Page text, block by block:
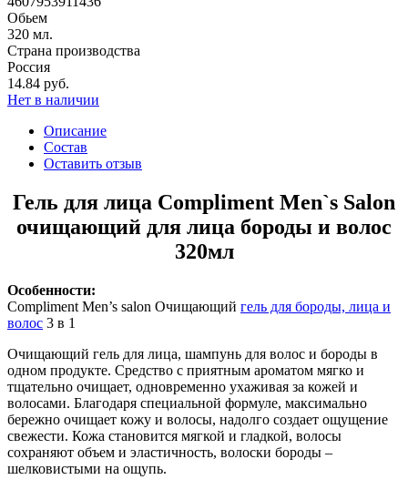
Обьем
320 мл.
Страна производства
Россия
14.84 руб.
Нет в наличии
Описание
Состав
Оставить отзыв
Гель для лица Compliment Men`s Salon
очищающий для лица бороды и волос
320мл
Особенности:
Compliment Men’s salon Очищающий гель для бороды, лица и
волос 3 в 1
Очищающий гель для лица, шампунь для волос и бороды в
одном продукте. Средство с приятным ароматом мягко и
тщательно очищает, одновременно ухаживая за кожей и
волосами. Благодаря специальной формуле, максимально
бережно очищает кожу и волосы, надолго создает ощущение
свежести. Кожа становится мягкой и гладкой, волосы
сохраняют объем и эластичность, волоски бороды –
шелковистыми на ощупь.